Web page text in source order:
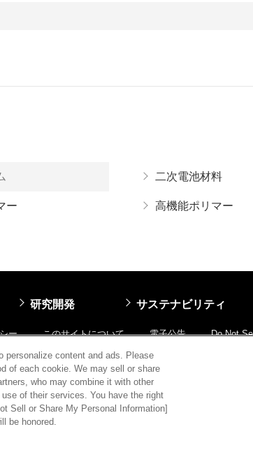
二次電池材料
ー 高機能ポリマー
研究開発 サステナビリティ
ー このサイトについて 電子公告 Do Not
personalize content and ads. Please
of each cookie. We may sell or share
who may combine it with other
of their services. You have the right
Sell or Share My Personal Information]
be honored.